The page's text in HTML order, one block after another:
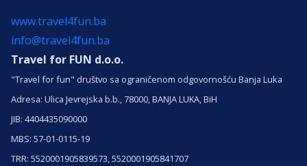
www.travel4fun.ba
info@travel4fun.ba
Travel for FUN d.o.o.
"Travel for fun" društvo sa ograničenom odgovornošću Banja Luka
Adresa: Ulica Jevrejska b.b., 78000, BANJA LUKA, BiH
JIB: 4404435090000
MBS: 57-01-0115-19
TRR: 5520001905839573, 5520001905841707